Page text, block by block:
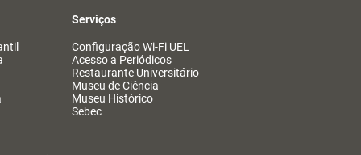
Serviços
Configuração Wi-Fi UEL
Acesso a Periódicos
Restaurante Universitário
Museu de Ciência
Museu Histórico
Sebec